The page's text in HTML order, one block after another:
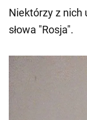
Niektórzy z nich
słowa "Rosja".